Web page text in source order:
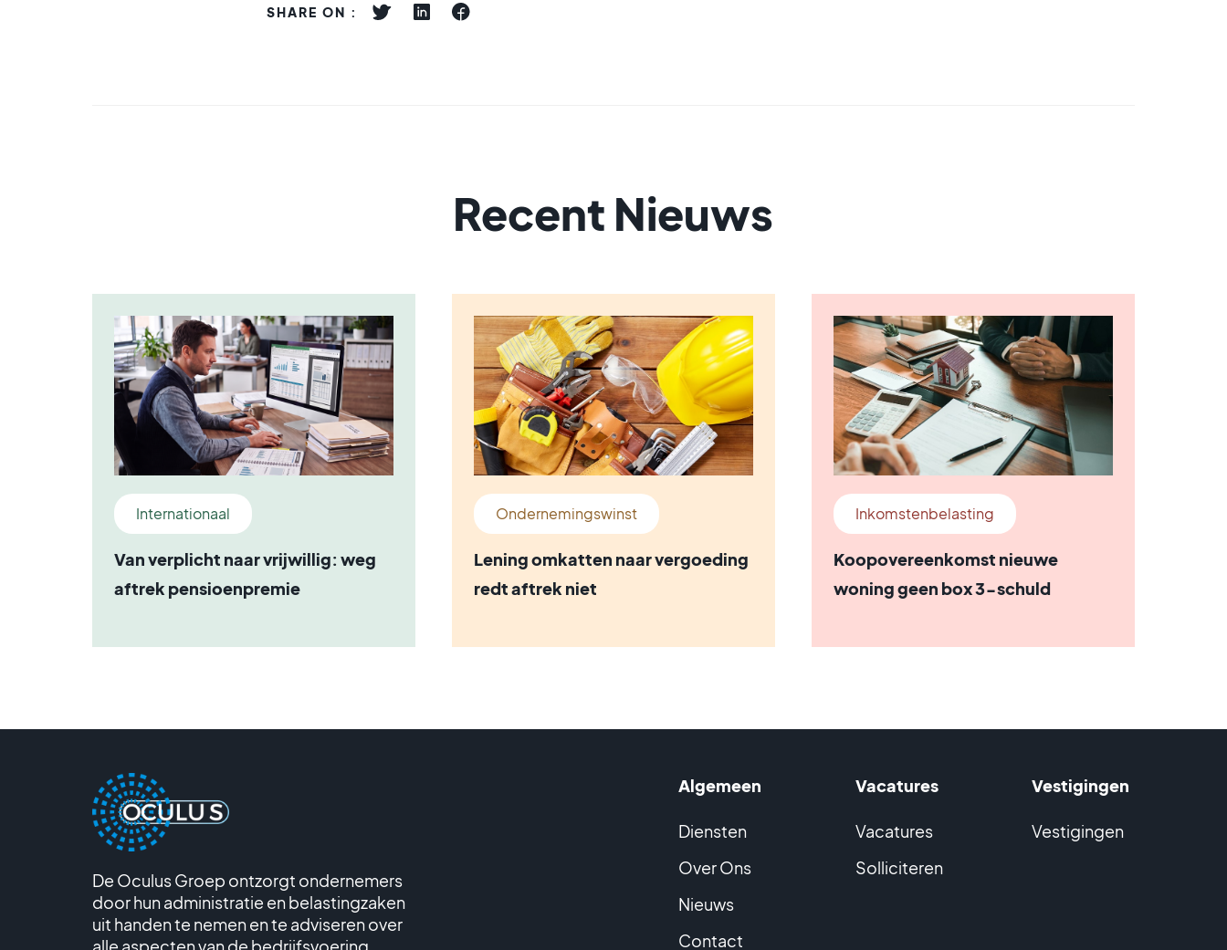
SHARE ON :
Recent Nieuws
Internationaal
Van verplicht naar vrijwillig: weg
aftrek pensioenpremie
Ondernemingswinst
Lening omkatten naar vergoeding
redt aftrek niet
Inkomstenbelasting
Koopovereenkomst nieuwe
woning geen box 3-schuld
De Oculus Groep ontzorgt ondernemers
door hun administratie en belastingzaken
uit handen te nemen en te adviseren over
Algemeen
Diensten
Over Ons
Nieuws
Contact
Vacatures
Vacatures
Solliciteren
Vestigingen
Vestigingen